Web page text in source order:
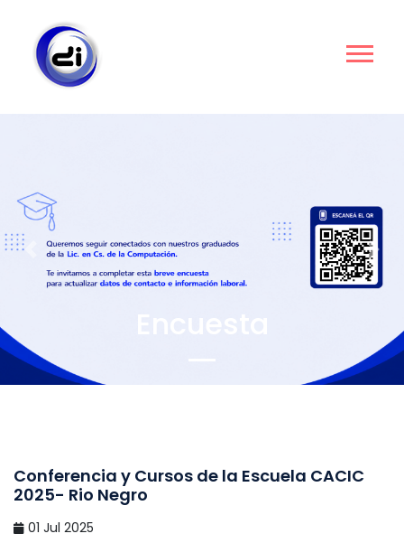
Previous Next
Conferencia y Cursos de la Escuela CACIC
2025- Rio Negro
01 Jul 2025